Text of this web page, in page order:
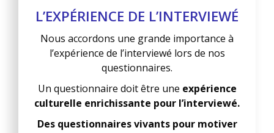
L’EXPÉRIENCE DE L’INTERVIEWÉ
Nous accordons une grande importance à
l’expérience de l’interviewé lors de nos
questionnaires.
Un questionnaire doit être une expérience
culturelle enrichissante pour l’interviewé.
Des questionnaires vivants pour motiver